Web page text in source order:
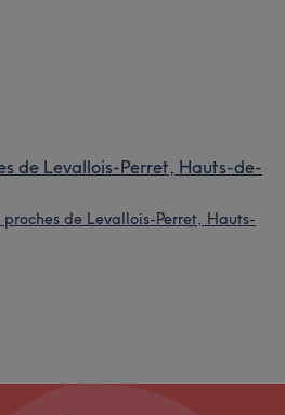
de Levallois-Perret, Hauts-de-
de Levallois-Perret, Hauts-